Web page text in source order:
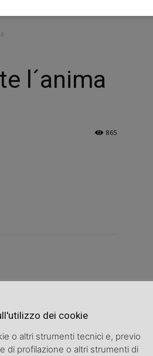
l´anima
865
Articolo successivo
c: nuove speranze per la cura
dei cookie
o altri strumenti tecnici e, previo
di profilazione o altri strumenti di